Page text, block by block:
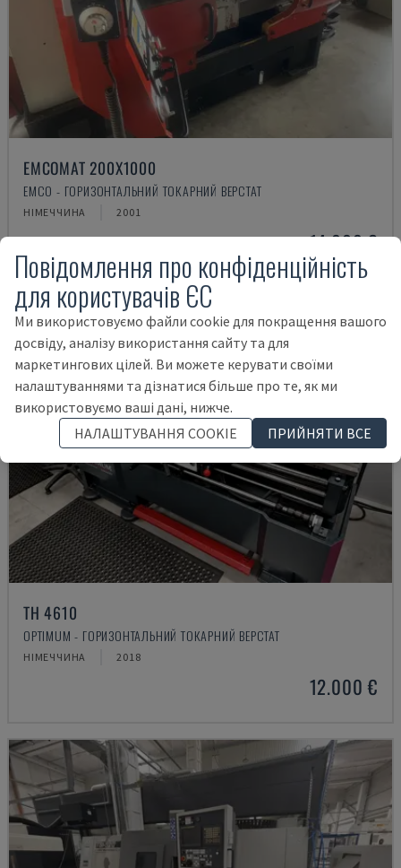
EMCOMAT 200X1000
EMCO - ГОРИЗОНТАЛЬНИЙ ТОКАРНИЙ ВЕРСТАТ
НІМЕЧЧИНА 2001
14.000 €
TH 4610
OPTIMUM - ГОРИЗОНТАЛЬНИЙ ТОКАРНИЙ ВЕРСТАТ
НІМЕЧЧИНА 2018
12.000 €
Повідомлення про конфіденційність
для користувачів ЄС
Ми використовуємо файли cookie для покращення вашого
досвіду, аналізу використання сайту та для
маркетингових цілей. Ви можете керувати своїми
налаштуваннями та дізнатися більше про те, як ми
використовуємо ваші дані, нижче.
НАЛАШТУВАННЯ COOKIE
ПРИЙНЯТИ ВСЕ